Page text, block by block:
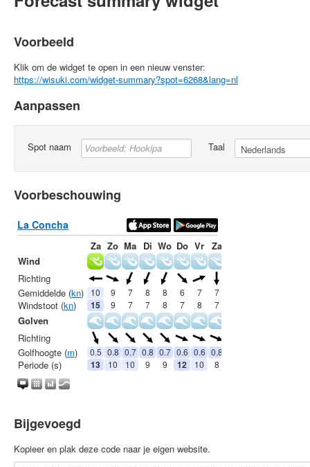
Voorbeeld
Klik om de widget te open in een nieuw venster:
https://wisuki.com/widget-summary?spot=6268&lang=nl
Aanpassen
Spot naam Taal
Voorbeschouwing
Bijgevoegd
Kopieer en plak deze code naar je eigen website.